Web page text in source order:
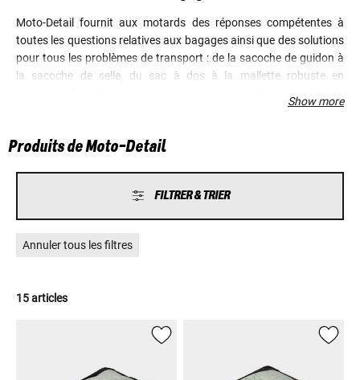
Moto-Detail fournit aux motards des réponses compétentes à
toutes les questions relatives aux bagages ainsi que des solutions
pour tous les problèmes de transport : de la sacoche de guidon à
la sacoche de selle, du sac à dos à la mallette robuste en
moindre détail, dotés d'une conception intelligente, de finitions
présentent dans un design attrayant, adapté aux lignes de votre
aérodynamique. D'ailleurs, la presse spécialisée le confirme
régulièrement dans ses tests.
Show more
Produits de Moto-Detail
FILTRER & TRIER
Annuler tous les filtres
15 articles